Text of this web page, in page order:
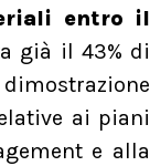
entro il
già il 43% di
ai piani
e alla